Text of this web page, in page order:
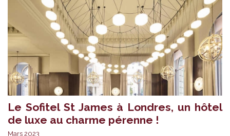
Le Sofitel St James à Londres, un hôtel
de luxe au charme pérenne !
Mars 2023